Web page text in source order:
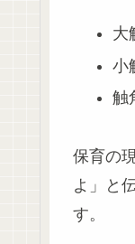
大
小
触
保育の
よ」と
す。